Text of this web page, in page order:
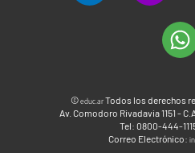
©educ.arTodos los derechos
Av. Comodoro Rivadavia 1151 -
Tel: 0800-444-
Correo Electrónico: